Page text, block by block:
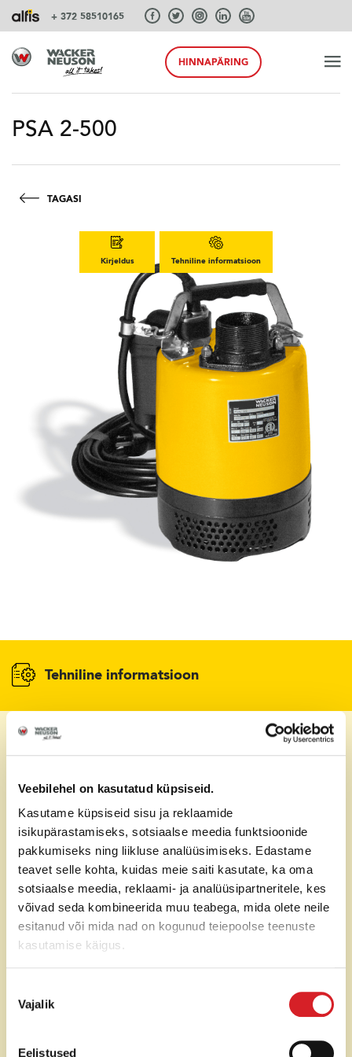
Veebilehel on kasutatud küpsiseid.
Kasutame küpsiseid sisu ja reklaamide
isikupärastamiseks, sotsiaalse meedia funktsioonide
pakkumiseks ning liikluse analüüsimiseks. Edastame
teavet selle kohta, kuidas meie saiti kasutate, ka oma
sotsiaalse meedia, reklaami- ja analüüsipartneritele, kes
võivad seda kombineerida muu teabega, mida olete neile
esitanud või mida nad on kogunud teiepoolse teenuste
kasutamise käigus.
valik
Vajalik
Eelistused
+ 372 58510165
TOOTED
SÜSTEEMID
AKSESSUAARID
KASUTATUD TEHNIKA
KARJÄÄR
KONTAKT
HINNAPÄRING
PSA 2-500
TAGASI
Kirjeldus Tehniline informatsioon
Tehniline informatsioon
Pumba tootlikkus
Väljund diameeter 50 mm (Storz)
Maks. tahkete osakeste
läbimõõt
6 mm
Mootori tüüp Elektrimootor (50 Hz)
Pinge